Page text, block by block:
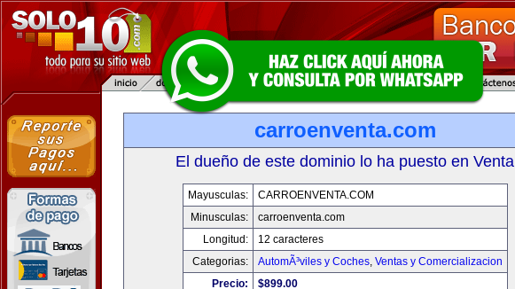
carroenventa.com
El dueño de este dominio lo ha puesto en Venta
Mayusculas:
CARROENVENTA.COM
Minusculas:
carroenventa.com
Longitud:
12 caracteres
Categorias:
AutomÃ³viles y Coches, Ventas y Comercializacion
Precio:
$899.00